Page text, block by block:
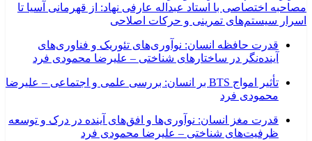
مصاحبه اختصاصی با استاد عبداله عارفی نهاد: از قهرمانی آسیا تا
اسرار سیستم‌های تمرینی و حرکات اصلاحی
قدرت حافظه انسان: نوآوری‌های تئوریک و فناوری‌های
آینده‌نگر در ساختارهای شناختی – علیرضا محمودی فرد
تأثیر امواج BTS بر انسان: بررسی علمی و اجتماعی – علیرضا
محمودی فرد
قدرت مغز انسان: نوآوری‌ها و افق‌های آینده در درک و توسعه
ظرفیت‌های شناختی – علیرضا محمودی فرد